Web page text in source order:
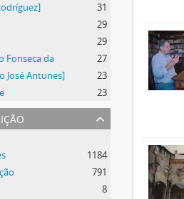
31
29
29
Fonseca da
27
José Antunes]
23
23
1184
791
8